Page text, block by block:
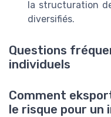
la structuration
diversifiés.
Questions
individuels
Comment
le risque pour